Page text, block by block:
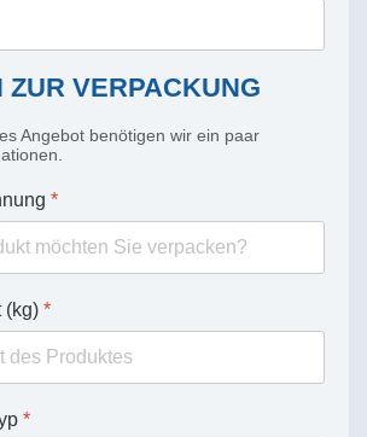
ZUR VERPACKUNG
Angebot benötigen wir ein paar
*
(kg) *
*